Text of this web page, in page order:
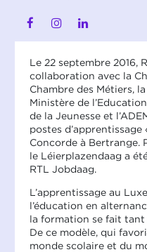
Le 22 septembre 2016,
collaboration avec la
Chambre des Métiers,
Ministère de
de la Jeunesse et
postes
Concorde à Bertrange.
le Léierplazendaag a
RTL Jobdaag.
L’apprentissage au
l’éducation en
la formation se fait tant
De ce modèle, qui
monde scolaire et du